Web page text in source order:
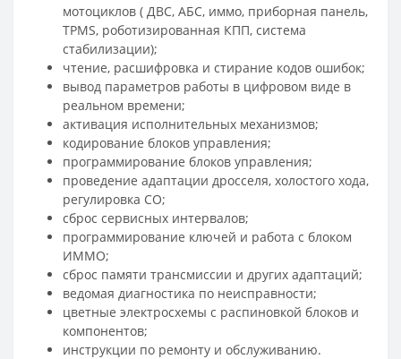
мотоциклов ( ДВС, АБС, иммо, приборная панель,
TPMS, роботизированная КПП, система
стабилизации);
чтение, расшифровка и стирание кодов ошибок;
вывод параметров работы в цифровом виде в
реальном времени;
активация исполнительных механизмов;
кодирование блоков управления;
программирование блоков управления;
проведение адаптации дросселя, холостого хода,
регулировка СО;
сброс сервисных интервалов;
программирование ключей и работа с блоком
ИММО;
сброс памяти трансмиссии и других адаптаций;
ведомая диагностика по неисправности;
цветные электросхемы с распиновкой блоков и
компонентов;
инструкции по ремонту и обслуживанию.